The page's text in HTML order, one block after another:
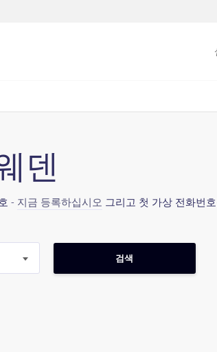
덴
- 지금 등록하십시오 그리고 첫 가상 전화번